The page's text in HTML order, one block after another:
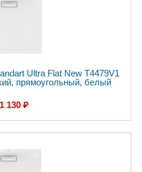
Ultra Flat New T4479V1
прямоугольный, белый
130 ₽